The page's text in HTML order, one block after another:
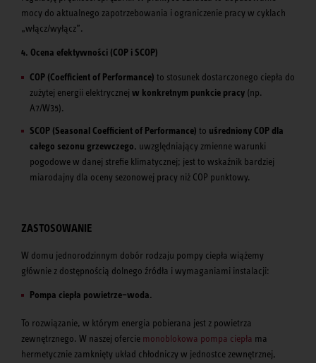
mocy do aktualnego zapotrzebowania i ograniczenie pracy w cyklach
„włącz/wyłącz”.
4. Ocena efektywności (COP i SCOP)
COP (Coefficient of Performance) to stosunek dostarczonego ciepła do
zużytej energii elektrycznej w konkretnym punkcie pracy (np.
A7/W35).
SCOP (Seasonal Coefficient of Performance) to uśredniony COP dla
całego sezonu grzewczego, uwzględniający zmienne warunki
pogodowe w danej strefie klimatycznej; jest to wskaźnik bardziej
miarodajny dla oceny sezonowej pracy niż COP punktowy.
ZASTOSOWANIE
W domu jednorodzinnym dobór rodzaju pompy ciepła wiążemy
głównie z dostępnością dolnego źródła i wymaganiami instalacji:
Pompa ciepła powietrze–woda.
To rozwiązanie, w którym energia pobierana jest z powietrza
zewnętrznego. W naszej ofercie monoblokowa pompa ciepła ma
hermetycznie zamknięty układ chłodniczy w jednostce zewnętrznej,